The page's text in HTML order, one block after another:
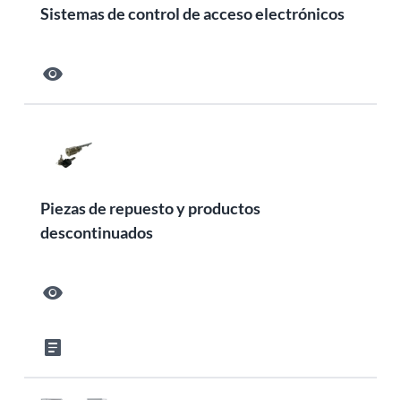
Sistemas de control de acceso electrónicos
visibility
Piezas de repuesto y productos
descontinuados
visibility
article